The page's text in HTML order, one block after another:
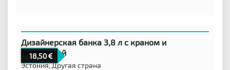
18,50
Дизайнерская банка 3,8 л с краном и
подставкой
Эстония,Другая страна